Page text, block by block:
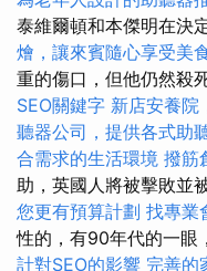
泰維爾頓和本傑明在決
燴，讓來賓隨心享受美
重的傷口，但他仍然殺
SEO關鍵字 新店安養院
聽器公司，提供各式助
合需求的生活環境 撥筋
助，英國人將被擊敗並
您更有預算計劃 找專業
性的，有90年代的一眼
計對SEO的影響 完善的